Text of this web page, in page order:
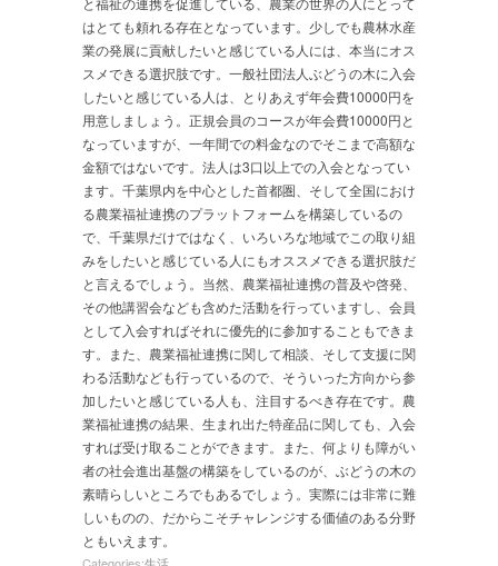
はとても頼れる存在となっています。少しでも農林水産
業の発展に貢献したいと感じている人には、本当にオス
スメできる選択肢です。一般社団法人ぶどうの木に入会
したいと感じている人は、とりあえず年会費10000円を
用意しましょう。正規会員のコースが年会費10000円と
なっていますが、一年間での料金なのでそこまで高額な
金額ではないです。法人は3口以上での入会となってい
ます。千葉県内を中心とした首都圏、そして全国におけ
る農業福祉連携のプラットフォームを構築しているの
で、千葉県だけではなく、いろいろな地域でこの取り組
みをしたいと感じている人にもオススメできる選択肢だ
と言えるでしょう。当然、農業福祉連携の普及や啓発、
その他講習会なども含めた活動を行っていますし、会員
として入会すればそれに優先的に参加することもできま
す。また、農業福祉連携に関して相談、そして支援に関
わる活動なども行っているので、そういった方向から参
加したいと感じている人も、注目するべき存在です。農
業福祉連携の結果、生まれ出た特産品に関しても、入会
すれば受け取ることができます。また、何よりも障がい
者の社会進出基盤の構築をしているのが、ぶどうの木の
素晴らしいところでもあるでしょう。実際には非常に難
しいものの、だからこそチャレンジする価値のある分野
ともいえます。